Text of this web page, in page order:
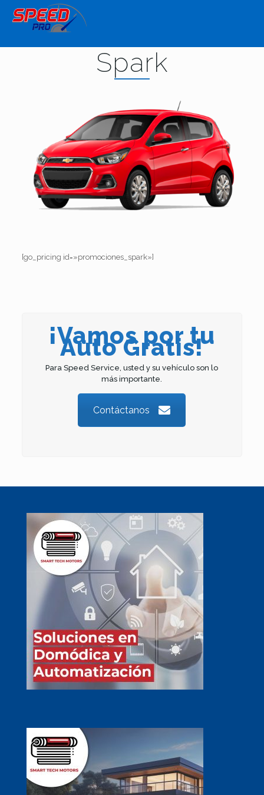
Spark
[go_pricing id=»promociones_spark»]
¡Vamos por tu
Auto Gratis!
Para Speed Service, usted y su vehículo son lo
más importante.
Contáctanos